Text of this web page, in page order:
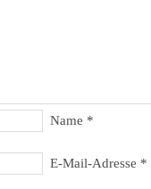
Name *
E-Mail-Adresse *